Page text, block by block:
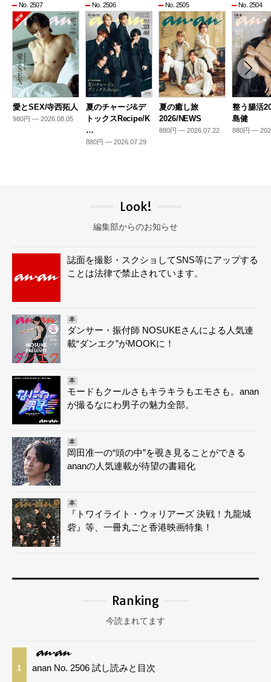
No. 2507
愛とSEX/寺西拓人
980円 — 2026.08.05
No. 2506
夏のチャージ&デ
トックスRecipe/K
…
880円 — 2026.07.29
No. 2505
夏の癒し旅
2026/NEWS
880円 — 2026.07.22
No. 2504
整う腸活
島健
880円 —
Look!
編集部からのお知らせ
誌面を撮影・スクショしてSNS等にアップする
ことは法律で禁止されています。
本
ダンサー・振付師 NOSUKEさんによる人気連
載“ダンエク”がMOOKに！
本
モードもクールさもキラキラもエモさも。anan
が撮るなにわ男子の魅力全部。
本
岡田准一の“頭の中”を覗き見ることができる
ananの人気連載が待望の書籍化
本
『トワイライト・ウォリアーズ 決戦！九龍城
砦』等、一冊丸ごと香港映画特集！
Ranking
今読まれてます
1 anan No. 2506 試し読みと目次